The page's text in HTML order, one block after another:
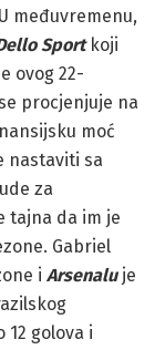
međuvremenu,
Sportkoji
ovog 22-
procjenjuje na
moć
nastaviti sa
za
tajna da im je
Gabriel
i Arsenaluje
golova i